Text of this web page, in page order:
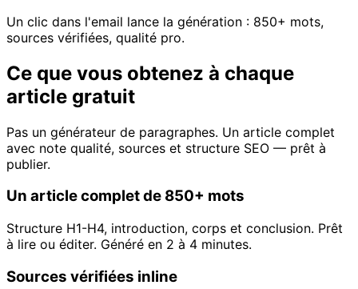
Un clic dans l'email lance la génération : 850+ mots,
sources vérifiées, qualité pro.
Ce que vous obtenez à chaque
article gratuit
Pas un générateur de paragraphes. Un article complet
avec note qualité, sources et structure SEO — prêt à
publier.
Un article complet de 850+ mots
Structure H1-H4, introduction, corps et conclusion. Prêt
à lire ou éditer. Généré en 2 à 4 minutes.
Sources vérifiées inline